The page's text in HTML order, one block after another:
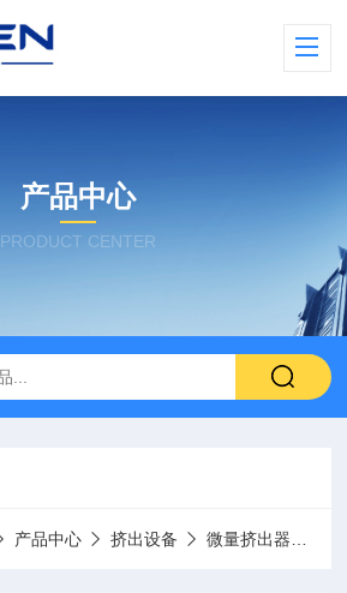
产品中心
PRODUCT CENTER
产品中心 挤出设备 微量挤出器